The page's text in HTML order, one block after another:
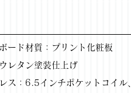
ード材質：プリント化粧板
レタン塗装仕上げ
ス：6.5インチポケットコイ